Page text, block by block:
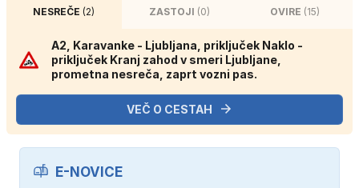
NESREČE(2) ZASTOJI (0) OVIRE (15)
A2, Karavanke - Ljubljana, priključek Naklo -
priključek Kranj zahod v smeri Ljubljane,
prometna nesreča, zaprt vozni pas.
VEČ O CESTAH
E-NOVICE